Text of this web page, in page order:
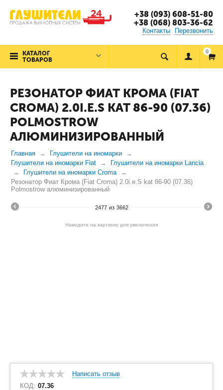
+38 (093) 608-51-80
+38 (068) 803-36-62
Контакты Перезвонить
КАТАЛОГ
ТОВАРОВ
0
РЕЗОНАТОР ФИАТ КРОМА (FIAT
CROMA) 2.0I.E.S KAT 86-90 (07.36)
POLMOSTROW
АЛЮМИНИЗИРОВАННЫЙ
Главная
Глушители на иномарки
Глушители на иномарки Fiat
Глушители на иномарки Lancia
Глушители на иномарки Croma
Резонатор Фиат Крома (Fiat Croma) 2.0i.e.S kat 86-90 (07.36)
Polmostrow алюминизированный
2477 из 3662
Наведите на картинку для увеличения
Написать отзыв
КОД: 07.36